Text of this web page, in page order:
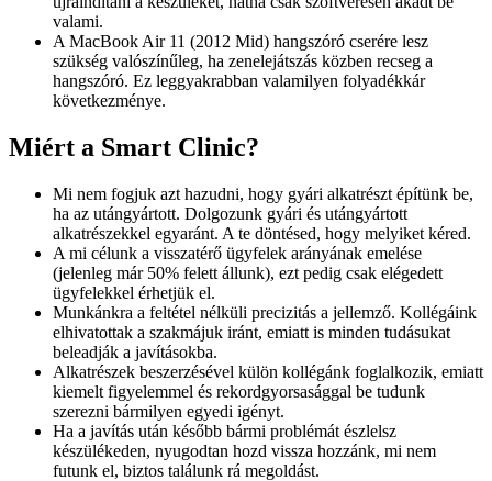
valami.
A MacBook Air 11 (2012 Mid) hangszóró cserére lesz
szükség valószínűleg, ha zenelejátszás közben recseg a
hangszóró. Ez leggyakrabban valamilyen folyadékkár
következménye.
Miért a Smart Clinic?
Mi nem fogjuk azt hazudni, hogy gyári alkatrészt építünk be,
ha az utángyártott. Dolgozunk gyári és utángyártott
alkatrészekkel egyaránt. A te döntésed, hogy melyiket kéred.
A mi célunk a visszatérő ügyfelek arányának emelése
(jelenleg már 50% felett állunk), ezt pedig csak elégedett
ügyfelekkel érhetjük el.
Munkánkra a feltétel nélküli precizitás a jellemző. Kollégáink
elhivatottak a szakmájuk iránt, emiatt is minden tudásukat
beleadják a javításokba.
Alkatrészek beszerzésével külön kollégánk foglalkozik, emiatt
kiemelt figyelemmel és rekordgyorsasággal be tudunk
szerezni bármilyen egyedi igényt.
Ha a javítás után később bármi problémát észlelsz
készülékeden, nyugodtan hozd vissza hozzánk, mi nem
futunk el, biztos találunk rá megoldást.